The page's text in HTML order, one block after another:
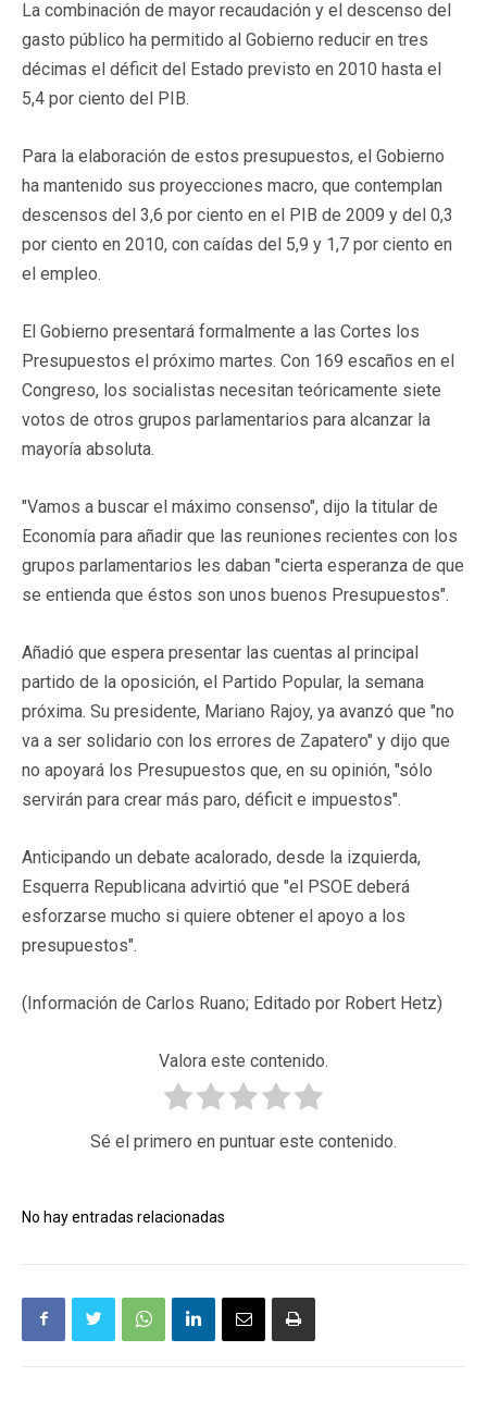
La combinación de mayor recaudación y el descenso del
gasto público ha permitido al Gobierno reducir en tres
décimas el déficit del Estado previsto en 2010 hasta el
5,4 por ciento del PIB.
Para la elaboración de estos presupuestos, el Gobierno
ha mantenido sus proyecciones macro, que contemplan
descensos del 3,6 por ciento en el PIB de 2009 y del 0,3
por ciento en 2010, con caídas del 5,9 y 1,7 por ciento en
el empleo.
El Gobierno presentará formalmente a las Cortes los
Presupuestos el próximo martes. Con 169 escaños en el
Congreso, los socialistas necesitan teóricamente siete
votos de otros grupos parlamentarios para alcanzar la
mayoría absoluta.
"Vamos a buscar el máximo consenso", dijo la titular de
Economía para añadir que las reuniones recientes con los
grupos parlamentarios les daban "cierta esperanza de que
se entienda que éstos son unos buenos Presupuestos".
Añadió que espera presentar las cuentas al principal
partido de la oposición, el Partido Popular, la semana
próxima. Su presidente, Mariano Rajoy, ya avanzó que "no
va a ser solidario con los errores de Zapatero" y dijo que
no apoyará los Presupuestos que, en su opinión, "sólo
servirán para crear más paro, déficit e impuestos".
Anticipando un debate acalorado, desde la izquierda,
Esquerra Republicana advirtió que "el PSOE deberá
esforzarse mucho si quiere obtener el apoyo a los
presupuestos".
(Información de Carlos Ruano; Editado por Robert Hetz)
Valora este contenido.
Sé el primero en puntuar este contenido.
No hay entradas relacionadas